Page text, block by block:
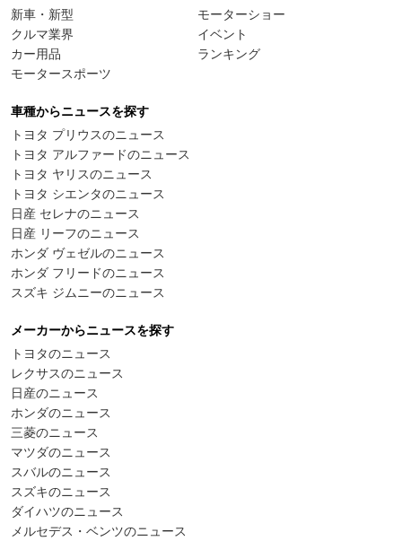
新車・新型
クルマ業界
カー用品
モータースポーツ
モーターショー
イベント
ランキング
車種からニュースを探す
トヨタ プリウスのニュース
トヨタ アルファードのニュース
トヨタ ヤリスのニュース
トヨタ シエンタのニュース
日産 セレナのニュース
日産 リーフのニュース
ホンダ ヴェゼルのニュース
ホンダ フリードのニュース
スズキ ジムニーのニュース
メーカーからニュースを探す
トヨタのニュース
レクサスのニュース
日産のニュース
ホンダのニュース
三菱のニュース
マツダのニュース
スバルのニュース
スズキのニュース
ダイハツのニュース
メルセデス・ベンツのニュース